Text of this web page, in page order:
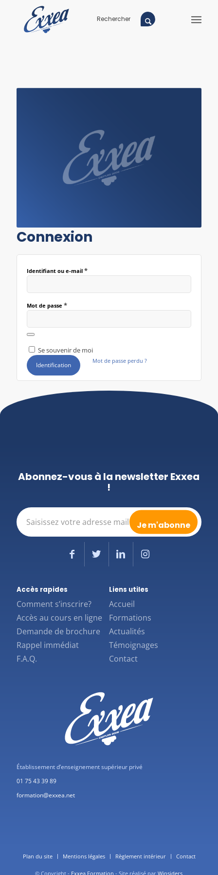
Connexion
Identifiant ou e-mail *
Mot de passe *
Se souvenir de moi
Identification
Mot de passe perdu ?
Établissement d’enseignement supérieur privé
01 75 43 39 89
formation@exxea.net
Abonnez-vous à la newsletter Exxea
!
E-
mail
(Nécessaire)
Accès rapides
Comment s’inscrire?
Accès au cours en ligne
Demande de brochure
Rappel immédiat
F.A.Q.
Liens utiles
Accueil
Formations
Actualités
Témoignages
Contact
© Copyright - Exxea Formation - Site réalisé parWinsiders
Plan du site Mentions légales Règlement intérieur Contact